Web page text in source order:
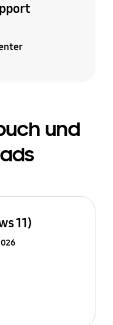
und
11)